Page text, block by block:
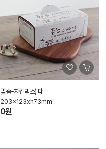
맞춤-치킨박스) 대
203x123xh73mm
0원